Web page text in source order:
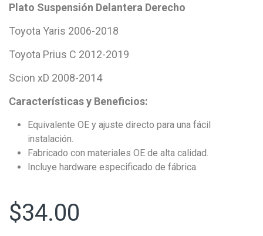
Plato Suspensión Delantera Derecho
Toyota Yaris 2006-2018
Toyota Prius C 2012-2019
Scion xD 2008-2014
Características y Beneficios:
Equivalente OE y ajuste directo para una fácil
instalación.
Fabricado con materiales OE de alta calidad.
Incluye hardware especificado de fábrica.
$34.00